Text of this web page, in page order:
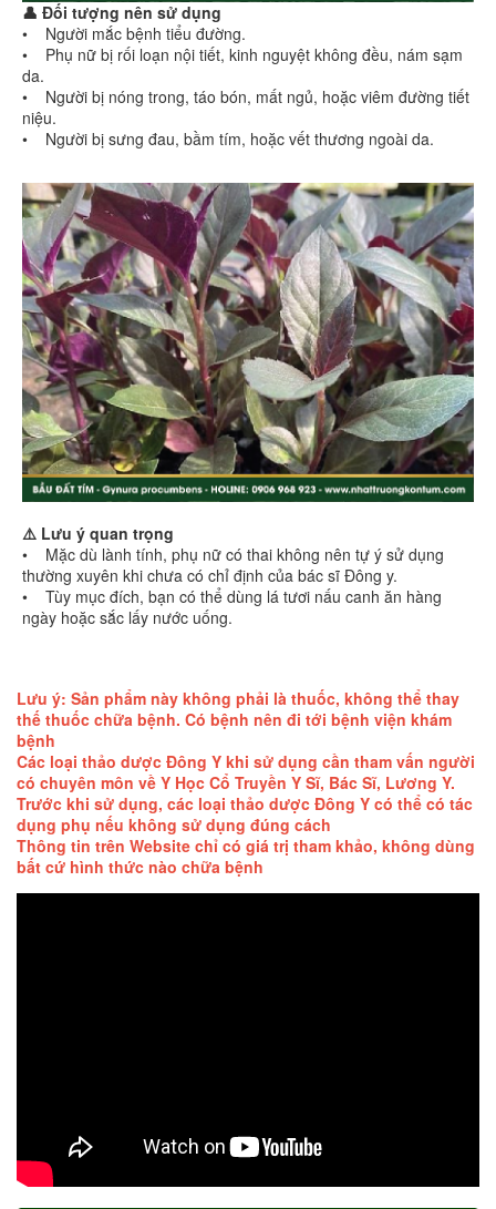
👤 Đối tượng nên sử dụng
• Người mắc bệnh tiểu đường.
• Phụ nữ bị rối loạn nội tiết, kinh nguyệt không đều, nám sạm
da.
• Người bị nóng trong, táo bón, mất ngủ, hoặc viêm đường tiết
niệu.
• Người bị sưng đau, bầm tím, hoặc vết thương ngoài da.
⚠️ Lưu ý quan trọng
• Mặc dù lành tính, phụ nữ có thai không nên tự ý sử dụng
thường xuyên khi chưa có chỉ định của bác sĩ Đông y.
• Tùy mục đích, bạn có thể dùng lá tươi nấu canh ăn hàng
ngày hoặc sắc lấy nước uống.
Lưu ý: Sản phẩm này không phải là thuốc, không thể thay
thế thuốc chữa bệnh. Có bệnh nên đi tới bệnh viện khám
bệnh
Các loại thảo dược Đông Y khi sử dụng cần tham vấn người
có chuyên môn về Y Học Cổ Truyền Y Sĩ, Bác Sĩ, Lương Y.
Trước khi sử dụng, các loại thảo dược Đông Y có thể có tác
dụng phụ nếu không sử dụng đúng cách
Thông tin trên Website chỉ có giá trị tham khảo, không dùng
bất cứ hình thức nào chữa bệnh